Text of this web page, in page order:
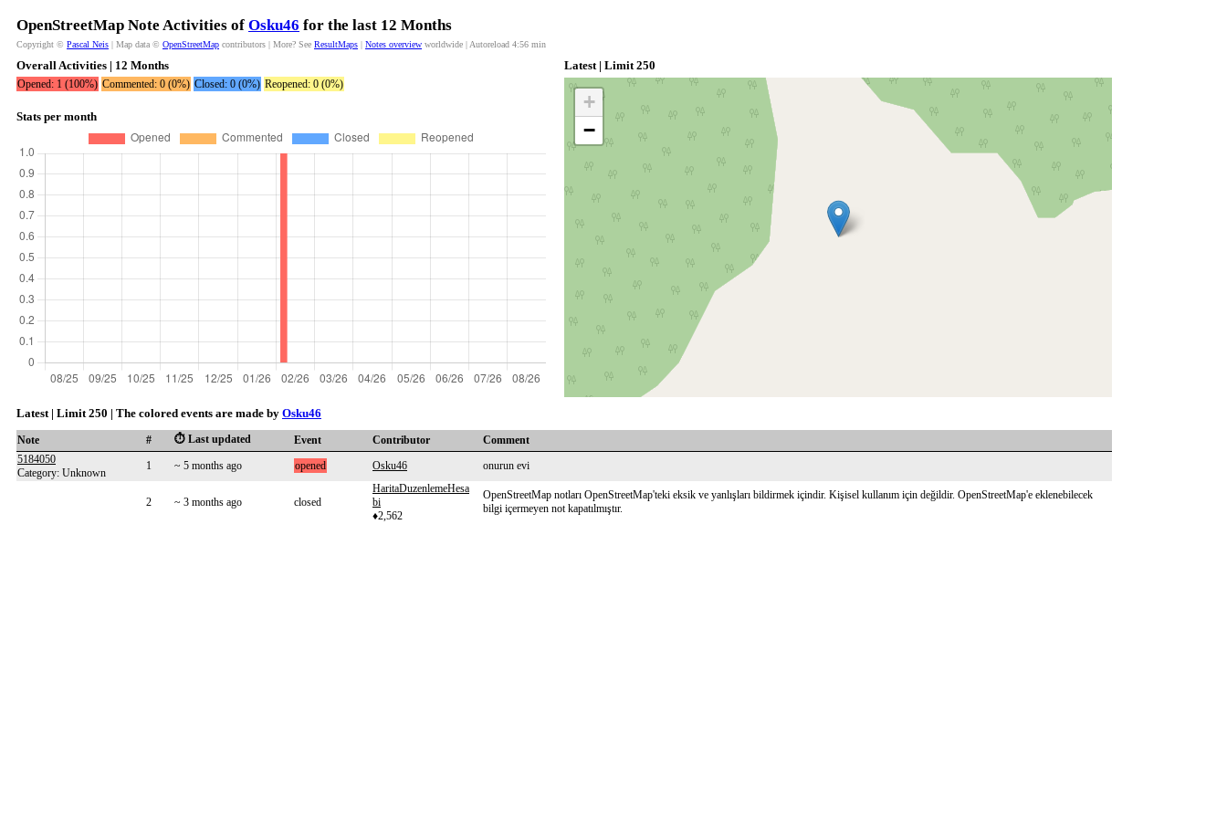
OpenStreetMap Note Activities of Osku46 for the last 12 Months
Copyright © Pascal Neis | Map data © OpenStreetMap contributors | More? See ResultMaps | Notes overview worldwide | Autoreload 4:56 min
Overall Activities | 12 Months
Opened: 1 (100%) Commented: 0 (0%) Closed: 0 (0%) Reopened: 0 (0%)
Stats per month
Latest | Limit 250
+
−
Latest | Limit 250 | The colored events are made by Osku46
Note # ⏱️ Last updated Event Contributor
Comment
5184050
Category: Unknown
1 ~ 5 months ago opened Osku46 onurun evi
2 ~ 3 months ago closed
HaritaDuzenlemeHesa
bi
♦2,562
OpenStreetMap notları OpenStreetMap'teki eksik ve yanlışları bildirmek içindir. Kişisel kullanım için değildir. OpenStreetMap'e eklenebilecek
bilgi içermeyen not kapatılmıştır.